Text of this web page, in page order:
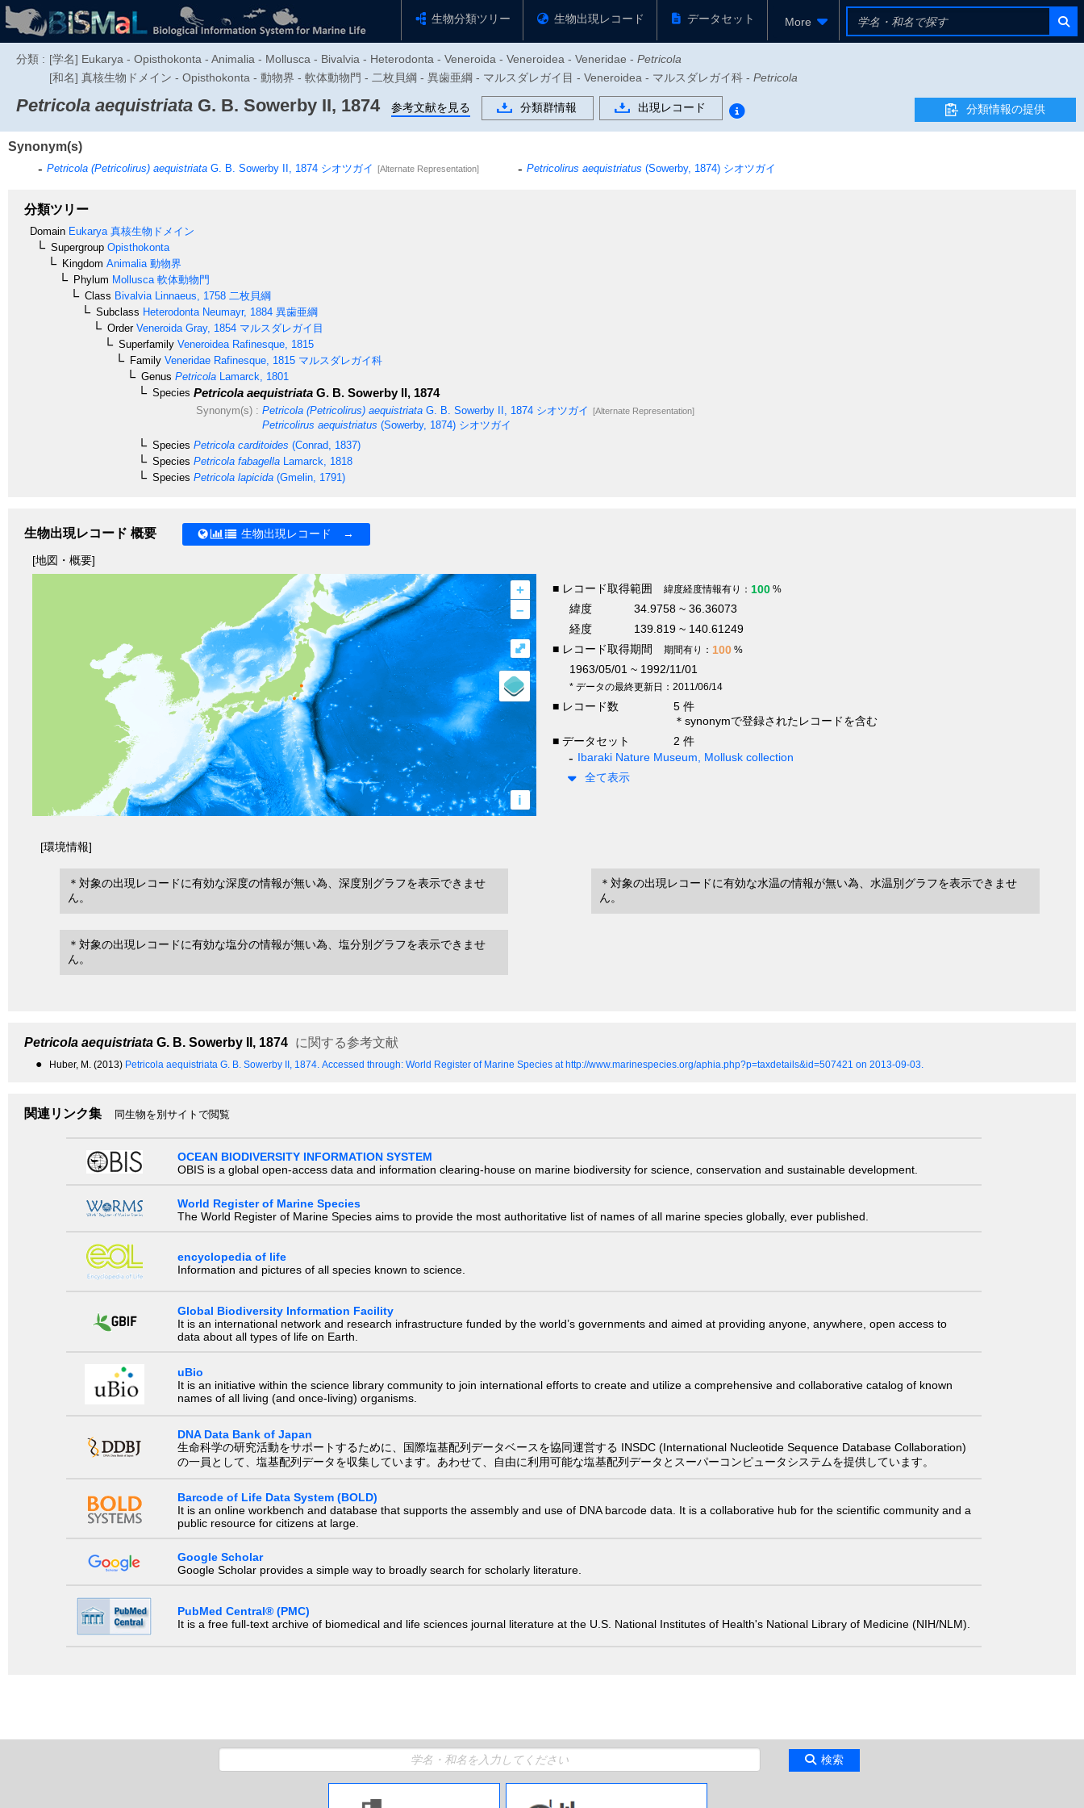
生物分類ツリー 生物出現レコード データセット More
分類 : [学名] Eukarya - Opisthokonta - Animalia - Mollusca - Bivalvia - Heterodonta - Veneroida - Veneroidea - Veneridae - Petricola
[和名] 真核生物ドメイン - Opisthokonta - 動物界 - 軟体動物門 - 二枚貝綱 - 異歯亜綱 - マルスダレガイ目 - Veneroidea - マルスダレガイ科 - Petricola
Petricola aequistriata G. B. Sowerby II, 1874 参考文献を見る 分類群情報 出現レコード 分類情報の提供
Synonym(s)
Petricola (Petricolirus) aequistriata G. B. Sowerby II, 1874 シオツガイ [Alternate Representation] Petricolirus aequistriatus (Sowerby, 1874)シオツガイ
分類ツリー
Domain Eukarya 真核生物ドメイン
Supergroup Opisthokonta
Kingdom Animalia 動物界
Phylum Mollusca 軟体動物門
Class Bivalvia Linnaeus, 1758 二枚貝綱
Subclass Heterodonta Neumayr, 1884 異歯亜綱
OrderVeneroida Gray, 1854 マルスダレガイ目
Superfamily Veneroidea Rafinesque, 1815
Family Veneridae Rafinesque, 1815 マルスダレガイ科
Genus Petricola Lamarck, 1801
Species Petricola aequistriata G. B. Sowerby II, 1874
Synonym(s) : Petricola (Petricolirus) aequistriataG. B. Sowerby II, 1874シオツガイ [Alternate Representation]
Petricolirus aequistriatus (Sowerby, 1874)シオツガイ
Species Petricola carditoides (Conrad, 1837)
Species Petricola fabagella Lamarck, 1818
Species Petricola lapicida (Gmelin, 1791)
生物出現レコード 概要 生物出現レコード →
[地図・概要]
+
–
i
⤢
■ レコード取得範囲 緯度経度情報有り： 100 %
緯度
34.9758 ~ 36.36073
経度
139.819 ~ 140.61249
■ レコード取得期間
期間有り： 100 %
1963/05/01 ~ 1992/11/01
* データの最終更新日：2011/06/14
■ レコード数
5 件
＊synonymで登録されたレコードを含む
■ データセット
2 件
Ibaraki Nature Museum, Mollusk collection
全て表示
[環境情報]
＊対象の出現レコードに有効な深度の情報が無い為、深度別グラフを表示できませ
ん。
＊対象の出現レコードに有効な水温の情報が無い為、水温別グラフを表示できませ
ん。
＊対象の出現レコードに有効な塩分の情報が無い為、塩分別グラフを表示できませ
ん。
Petricola aequistriata G. B. Sowerby II, 1874 に関する参考文献
● Huber, M. (2013) Petricola aequistriata G. B. Sowerby II, 1874. Accessed through: World Register of Marine Species at http://www.marinespecies.org/aphia.php?p=taxdetails&id=507421 on 2013-09-03.
関連リンク集 同生物を別サイトで閲覧
OCEAN BIODIVERSITY INFORMATION SYSTEM
OBIS is a global open-access data and information clearing-house on marine biodiversity for science, conservation and sustainable development.
World Register of Marine Species
The World Register of Marine Species aims to provide the most authoritative list of names of all marine species globally, ever published.
encyclopedia of life
Information and pictures of all species known to science.
Global Biodiversity Information Facility
It is an international network and research infrastructure funded by the world’s governments and aimed at providing anyone, anywhere, open access to
data about all types of life on Earth.
uBio
It is an initiative within the science library community to join international efforts to create and utilize a comprehensive and collaborative catalog of known
names of all living (and once-living) organisms.
DNA Data Bank of Japan
生命科学の研究活動をサポートするために、国際塩基配列データベースを協同運営する INSDC (International Nucleotide Sequence Database Collaboration)
の一員として、塩基配列データを収集しています。あわせて、自由に利用可能な塩基配列データとスーパーコンピュータシステムを提供しています。
Barcode of Life Data System (BOLD)
It is an online workbench and database that supports the assembly and use of DNA barcode data. It is a collaborative hub for the scientific community and a
public resource for citizens at large.
Google Scholar
Google Scholar provides a simple way to broadly search for scholarly literature.
PubMed Central® (PMC)
It is a free full-text archive of biomedical and life sciences journal literature at the U.S. National Institutes of Health's National Library of Medicine (NIH/NLM).
検索